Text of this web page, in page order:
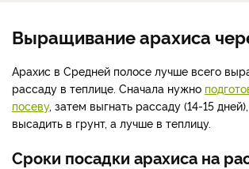
Выращивание арахиса
Арахис в Средней полосе лучше всего
рассаду в теплице. Сначала нужно
посеву, затем выгнать рассаду (14-15
высадить в грунт, а лучше в теплицу.
Сроки посадки арахиса на